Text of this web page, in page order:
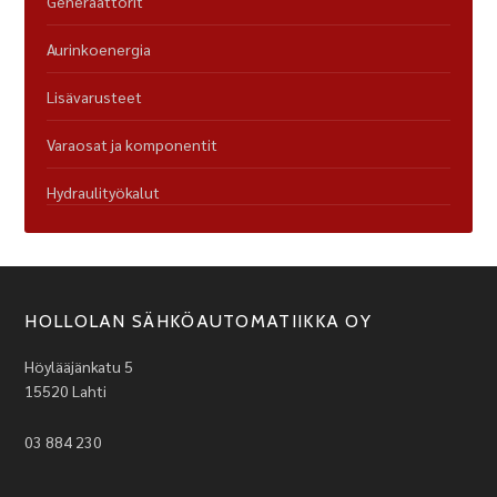
Aurinkoenergia
Lisävarusteet
Varaosat ja komponentit
Hydraulityökalut
HOLLOLAN SÄHKÖAUTOMATIIKKA OY
Höylääjänkatu 5
15520 Lahti
03 884 230